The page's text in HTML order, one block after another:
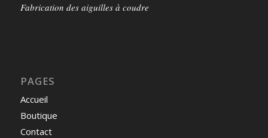
Fabrication des aiguilles à coudre
PAGES
Accueil
Boutique
Contact